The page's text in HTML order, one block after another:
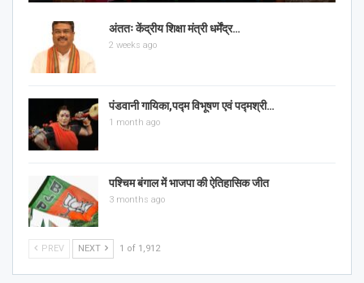
अंततः केंद्रीय शिक्षा मंत्री धर्मेंद्र…
2 weeks ago
पंडवानी गायिका,पद्म विभूषण एवं पद्मश्री…
1 month ago
पश्चिम बंगाल में भाजपा की ऐतिहासिक जीत
3 months ago
PREV NEXT 1 of 1,912